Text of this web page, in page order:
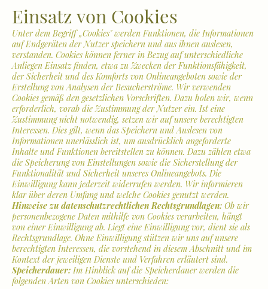
Einsatz von Cookies
Unter dem Begriff „Cookies" werden Funktionen, die Informationen
auf Endgeräten der Nutzer speichern und aus ihnen auslesen,
verstanden. Cookies können ferner in Bezug auf unterschiedliche
Anliegen Einsatz finden, etwa zu Zwecken der Funktionsfähigkeit,
der Sicherheit und des Komforts von Onlineangeboten sowie der
Erstellung von Analysen der Besucherströme. Wir verwenden
Cookies gemäß den gesetzlichen Vorschriften. Dazu holen wir, wenn
erforderlich, vorab die Zustimmung der Nutzer ein. Ist eine
Zustimmung nicht notwendig, setzen wir auf unsere berechtigten
Interessen. Dies gilt, wenn das Speichern und Auslesen von
Informationen unerlässlich ist, um ausdrücklich angeforderte
Inhalte und Funktionen bereitstellen zu können. Dazu zählen etwa
die Speicherung von Einstellungen sowie die Sicherstellung der
Funktionalität und Sicherheit unseres Onlineangebots. Die
Einwilligung kann jederzeit widerrufen werden. Wir informieren
klar über deren Umfang und welche Cookies genutzt werden.
Hinweise zu datenschutzrechtlichen Rechtsgrundlagen: Ob wir
personenbezogene Daten mithilfe von Cookies verarbeiten, hängt
von einer Einwilligung ab. Liegt eine Einwilligung vor, dient sie als
Rechtsgrundlage. Ohne Einwilligung stützen wir uns auf unsere
berechtigten Interessen, die vorstehend in diesem Abschnitt und im
Kontext der jeweiligen Dienste und Verfahren erläutert sind.
Speicherdauer: Im Hinblick auf die Speicherdauer werden die
folgenden Arten von Cookies unterschieden: